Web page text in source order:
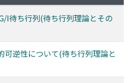
I待ち行列(待ち行列理論とその
可逆性について(待ち行列理論と